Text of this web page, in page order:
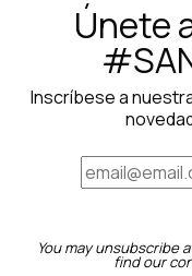
Únete
Inscríbese a
You may unsubscribe
find our